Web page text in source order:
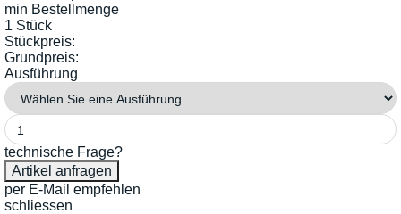
min Bestellmenge
1 Stück
Stückpreis:
Grundpreis:
Ausführung
technische Frage?
per E-Mail empfehlen
schliessen